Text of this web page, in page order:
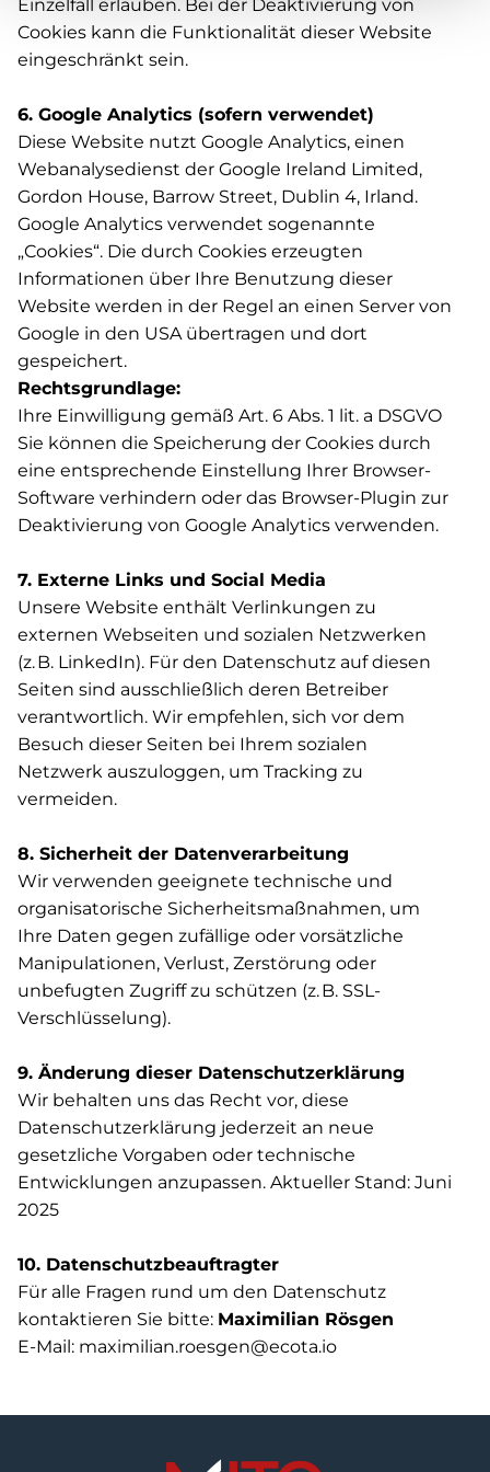
Einzelfall erlauben. Bei der Deaktivierung von
Cookies kann die Funktionalität dieser Website
eingeschränkt sein.
6. Google Analytics (sofern verwendet)
Diese Website nutzt Google Analytics, einen
Webanalysedienst der Google Ireland Limited,
Gordon House, Barrow Street, Dublin 4, Irland.
Google Analytics verwendet sogenannte
„Cookies“. Die durch Cookies erzeugten
Informationen über Ihre Benutzung dieser
Website werden in der Regel an einen Server von
Google in den USA übertragen und dort
gespeichert.
Rechtsgrundlage:
Ihre Einwilligung gemäß Art. 6 Abs. 1 lit. a DSGVO
Sie können die Speicherung der Cookies durch
eine entsprechende Einstellung Ihrer Browser-
Software verhindern oder das Browser-Plugin zur
Deaktivierung von Google Analytics verwenden.
7. Externe Links und Social Media
Unsere Website enthält Verlinkungen zu
externen Webseiten und sozialen Netzwerken
(z. B. LinkedIn). Für den Datenschutz auf diesen
Seiten sind ausschließlich deren Betreiber
verantwortlich. Wir empfehlen, sich vor dem
Besuch dieser Seiten bei Ihrem sozialen
Netzwerk auszuloggen, um Tracking zu
vermeiden.
8. Sicherheit der Datenverarbeitung
Wir verwenden geeignete technische und
organisatorische Sicherheitsmaßnahmen, um
Ihre Daten gegen zufällige oder vorsätzliche
Manipulationen, Verlust, Zerstörung oder
unbefugten Zugriff zu schützen (z. B. SSL-
Verschlüsselung).
9. Änderung dieser Datenschutzerklärung
Wir behalten uns das Recht vor, diese
Datenschutzerklärung jederzeit an neue
gesetzliche Vorgaben oder technische
Entwicklungen anzupassen. Aktueller Stand: Juni
2025
10. Datenschutzbeauftragter
Für alle Fragen rund um den Datenschutz
kontaktieren Sie bitte: Maximilian Rösgen
E-Mail: maximilian.roesgen@ecota.io